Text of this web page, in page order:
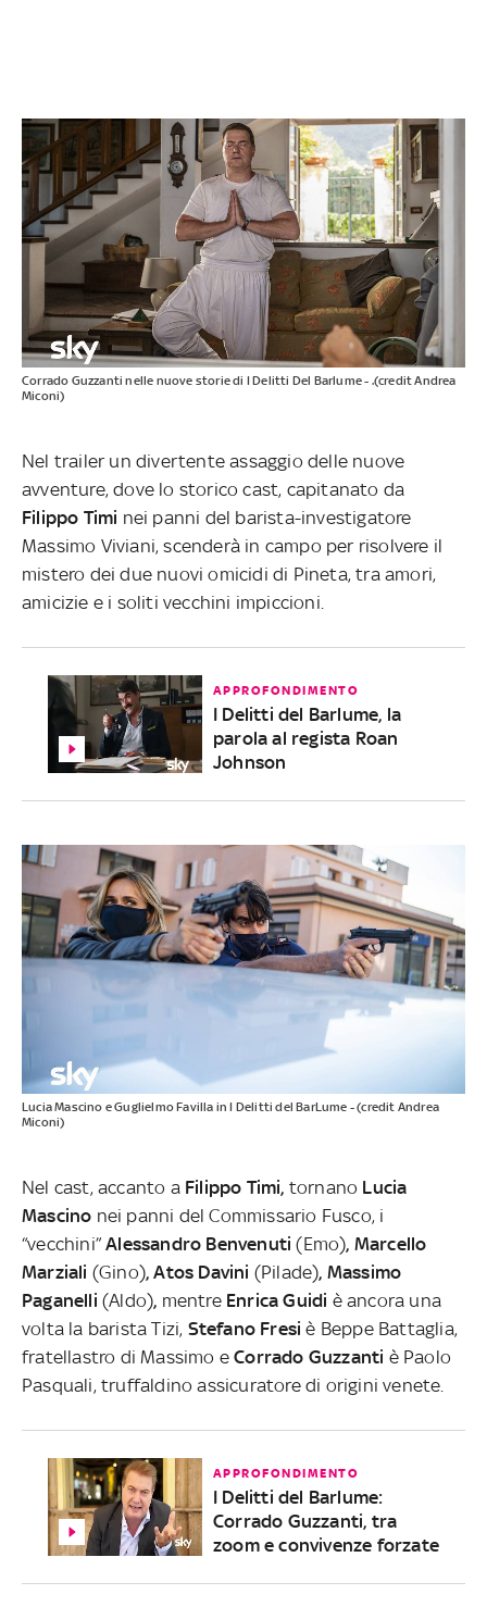
Corrado Guzzanti nelle nuove storie di I Delitti Del Barlume - .(credit Andrea
Miconi)
Nel trailer un divertente assaggio delle nuove
avventure, dove lo storico cast, capitanato da
Filippo Timi nei panni del barista-investigatore
Massimo Viviani, scenderà in campo per risolvere il
mistero dei due nuovi omicidi di Pineta, tra amori,
amicizie e i soliti vecchini impiccioni.
APPROFONDIMENTO
I Delitti del Barlume, la
parola al regista Roan
Johnson
Lucia Mascino e Guglielmo Favilla in I Delitti del BarLume - (credit Andrea
Miconi)
Nel cast, accanto a Filippo Timi, tornano Lucia
Mascino nei panni del Commissario Fusco, i
“vecchini”Alessandro Benvenuti(Emo), Marcello
Marziali (Gino), Atos Davini (Pilade), Massimo
Paganelli (Aldo), mentre Enrica Guidi è ancora una
volta la barista Tizi, Stefano Fresiè Beppe Battaglia,
fratellastro di Massimo eCorrado Guzzanti è Paolo
Pasquali, truffaldino assicuratore di origini venete.
APPROFONDIMENTO
I Delitti del Barlume:
Corrado Guzzanti, tra
zoom e convivenze forzate